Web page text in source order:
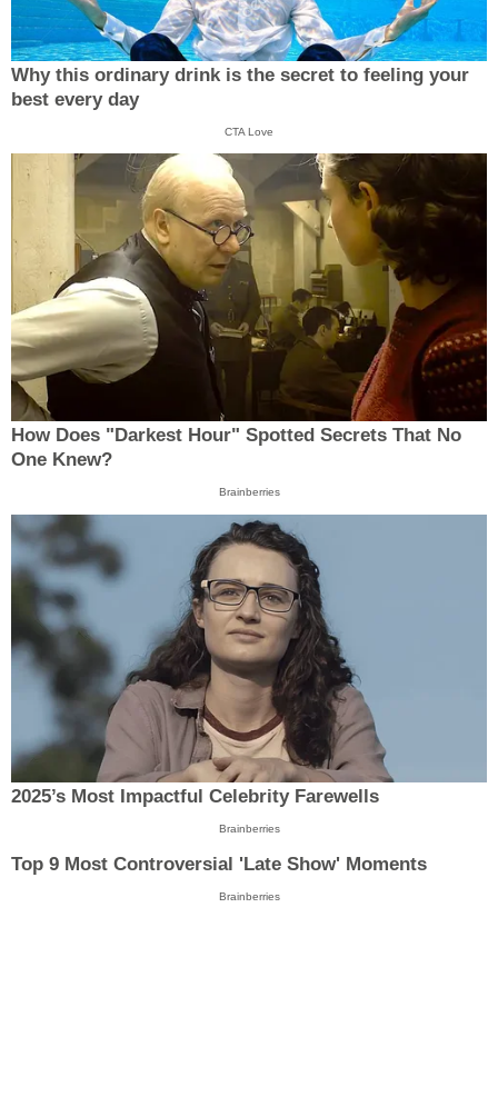
Why this ordinary drink is the secret to feeling your
best every day
CTA Love
How Does "Darkest Hour" Spotted Secrets That No
One Knew?
Brainberries
2025’s Most Impactful Celebrity Farewells
Brainberries
Top 9 Most Controversial 'Late Show' Moments
Brainberries